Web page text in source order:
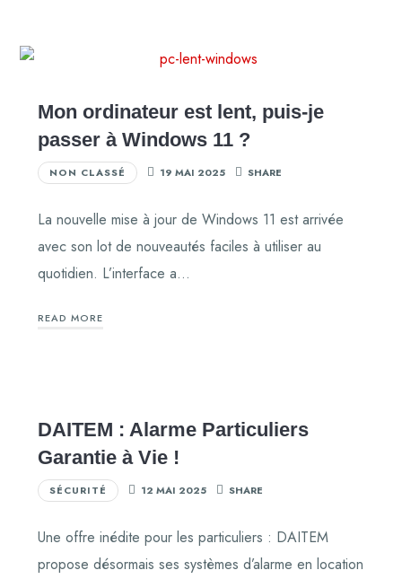
Mon ordinateur est lent, puis-je
passer à Windows 11 ?
NON CLASSÉ 19 MAI 2025 SHARE
La nouvelle mise à jour de Windows 11 est arrivée
avec son lot de nouveautés faciles à utiliser au
quotidien. L’interface a…
READ MORE
DAITEM : Alarme Particuliers
Garantie à Vie !
SÉCURITÉ 12 MAI 2025 SHARE
Une offre inédite pour les particuliers : DAITEM
propose désormais ses systèmes d’alarme en location